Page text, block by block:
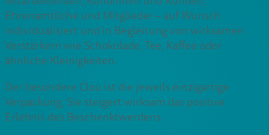
Ehrenamtliche und Mitglieder – auf Wunsch
individualisiert und in Begleitung von wirksamen
Verstärkern wie Schokolade, Tee, Kaffee oder
ähnliche Kleinigkeiten.
Der besondere Clou ist die jeweils einzigartige
Verpackung. Sie steigert wirksam das positive
Erlebnis des Beschenktwerdens.